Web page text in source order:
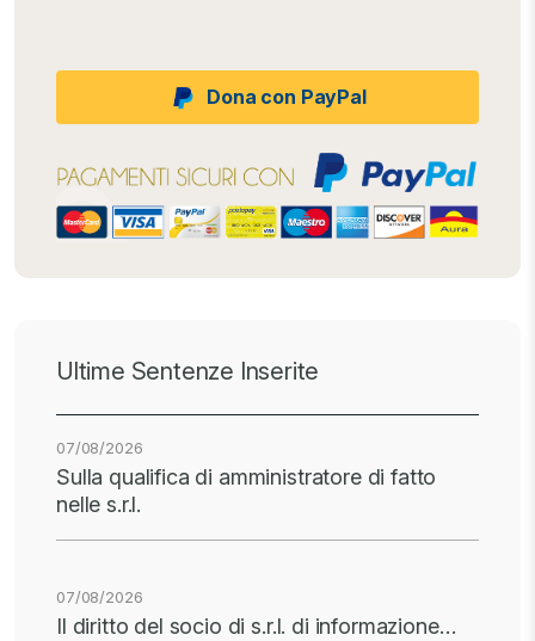
Dona con PayPal
Ultime Sentenze Inserite
07/08/2026
Sulla qualifica di amministratore di fatto
nelle s.r.l.
07/08/2026
Il diritto del socio di s.r.l. di informazione…